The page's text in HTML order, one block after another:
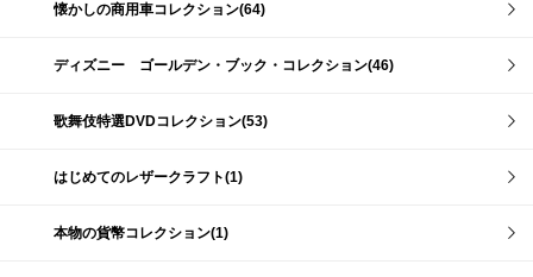
懐かしの商用車コレクション(64)
ディズニー ゴールデン・ブック・コレクション(46)
歌舞伎特選DVDコレクション(53)
はじめてのレザークラフト(1)
本物の貨幣コレクション(1)